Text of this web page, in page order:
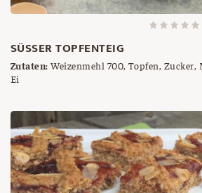
SÜSSER TOPFENTEIG
Zutaten: Weizenmehl 700, Topfen, Zucker,
Ei